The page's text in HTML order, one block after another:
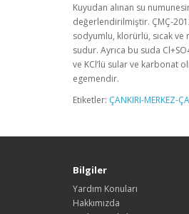
Kuyudan alınan su
değerlendirilmiştir. ÇMÇ-
sodyumlu, klorürlü, sıcak ve
sudur. Ayrıca bu suda
ve KCl’lü sular ve karbonat
egemendir.
Etiketler: ÇANKIRI-MERKEZ-
Bilgiler
Yardım Konuları
Hakkımızda